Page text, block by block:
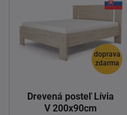
doprava
zdarma
Drevená posteľ Lívia
V 200x90cm